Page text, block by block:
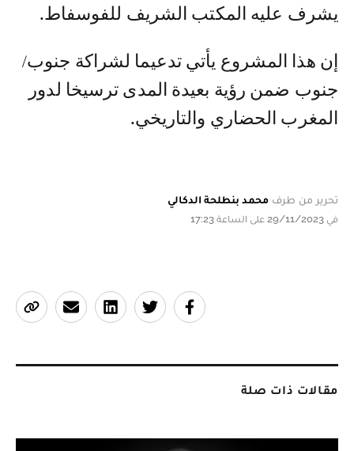
يشرف عليه المكتب الشريف للفوسفاط.
إن هذا المشروع يأتي تدعيما لشراكة جنوب/
جنوب ضمن رؤية بعيدة المدى ترسيخا لدور
المغرب الحضاري والتاريخي.
تحرير من طرف محمد بنطلحة الدكالي
في 29/11/2023 على الساعة 17:23
مقالات ذات صلة